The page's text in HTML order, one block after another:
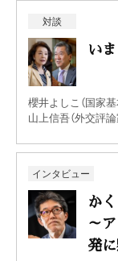
対談
い
櫻井よしこ（国家
山上信吾（外交評論
インタビュー
か
～
発